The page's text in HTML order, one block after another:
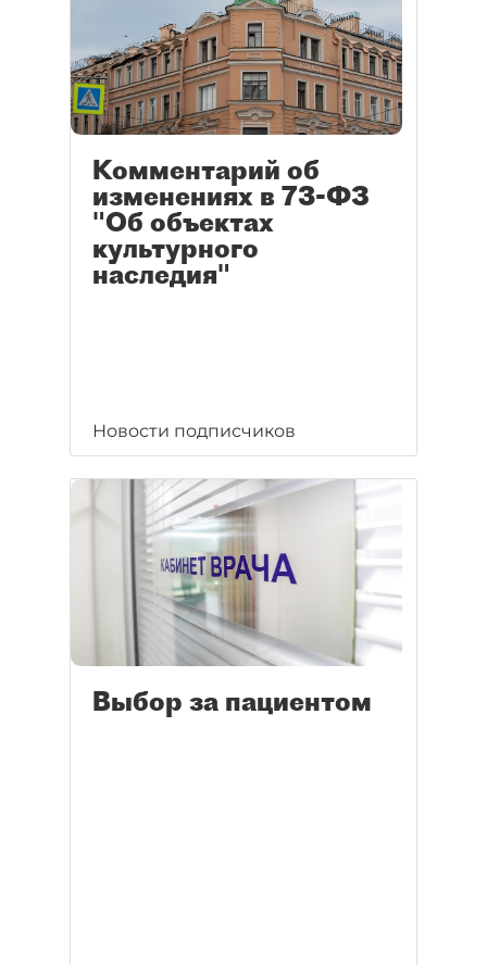
Комментарий об
изменениях в 73-ФЗ
"Об объектах
культурного
наследия"
Новости подписчиков
Выбор за пациентом